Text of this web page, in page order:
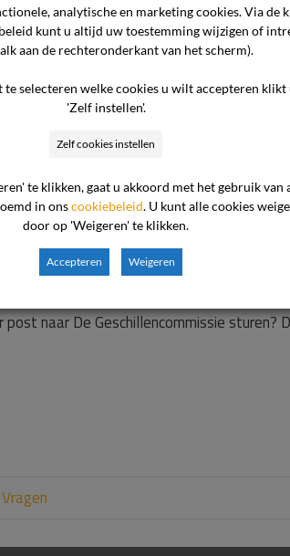
Vragen
kunt u zelf documenten toevoegen. Dit
Na het toevoegen duurt het even
naar De Geschillencommissie sturen?
Vragen
analytische en marketing cookies. Via de
kunt u altijd uw toestemming wijzigen of
aan de rechteronderkant van het scherm).
te selecteren welke cookies u wilt accepteren klikt
'Zelf instellen'.
Zelf cookies instellen
te klikken, gaat u akkoord met het gebruik van
in onscookiebeleid. U kunt alle cookies
door op 'Weigeren' te klikken.
Accepteren Weigeren